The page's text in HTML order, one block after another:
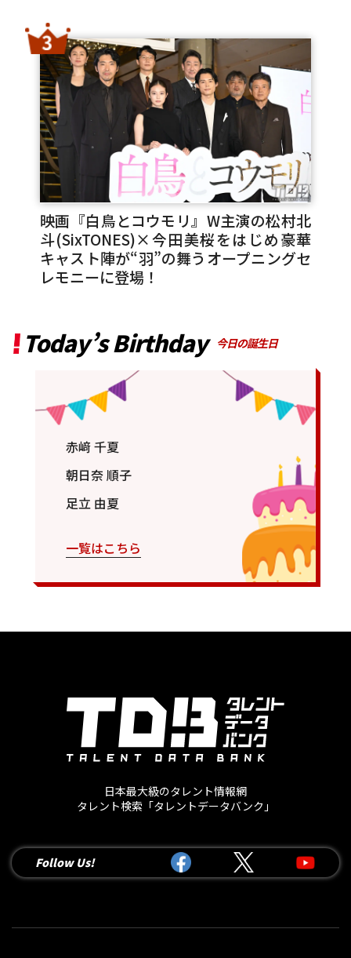
Today’s Birthday 今日の誕生日
赤﨑 千夏
朝日奈 順子
足立 由夏
一覧はこちら
映画『白鳥とコウモリ』W主演の松村北
斗(SixTONES)×今田美桜をはじめ豪華
キャスト陣が“羽”の舞うオープニングセ
レモニーに登場！
日本最大級のタレント情報網
タレント検索「タレントデータバンク」
Follow Us!